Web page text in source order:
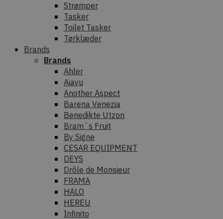
Strømper
Tasker
Toilet Tasker
Tørklæder
Brands
Brands
Ahler
Aiayu
Another Aspect
Barena Venezia
Benedikte Utzon
Bram´s Fruit
By Signe
CESAR EQUIPMENT
DEYS
Drôle de Monsieur
FRAMA
HALO
HEREU
Infinito